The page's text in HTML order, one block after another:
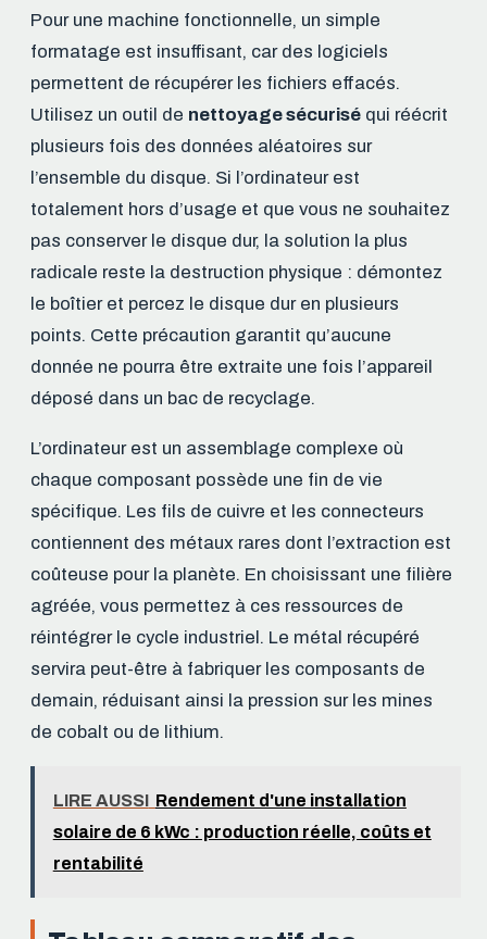
Pour une machine fonctionnelle, un simple
formatage est insuffisant, car des logiciels
permettent de récupérer les fichiers effacés.
Utilisez un outil de nettoyage sécurisé qui réécrit
plusieurs fois des données aléatoires sur
l’ensemble du disque. Si l’ordinateur est
totalement hors d’usage et que vous ne souhaitez
pas conserver le disque dur, la solution la plus
radicale reste la destruction physique : démontez
le boîtier et percez le disque dur en plusieurs
points. Cette précaution garantit qu’aucune
donnée ne pourra être extraite une fois l’appareil
déposé dans un bac de recyclage.
L’ordinateur est un assemblage complexe où
chaque composant possède une fin de vie
spécifique. Les fils de cuivre et les connecteurs
contiennent des métaux rares dont l’extraction est
coûteuse pour la planète. En choisissant une filière
agréée, vous permettez à ces ressources de
réintégrer le cycle industriel. Le métal récupéré
servira peut-être à fabriquer les composants de
demain, réduisant ainsi la pression sur les mines
de cobalt ou de lithium.
LIRE AUSSI Rendement d'une installation
solaire de 6 kWc : production réelle, coûts et
rentabilité